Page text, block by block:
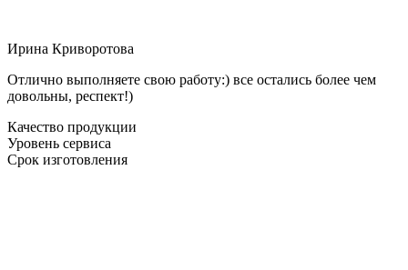
Ирина Криворотова
Отлично выполняете свою работу:) все остались более чем
довольны, респект!)
Качество продукции
Уровень сервиса
Срок изготовления